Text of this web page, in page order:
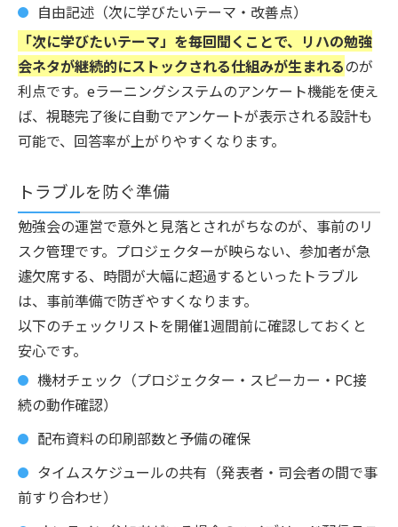
自由記述（次に学びたいテーマ・改善点）
「次に学びたいテーマ」を毎回聞くことで、リハの勉強
会ネタが継続的にストックされる仕組みが生まれるのが
利点です。eラーニングシステムのアンケート機能を使え
ば、視聴完了後に自動でアンケートが表示される設計も
可能で、回答率が上がりやすくなります。
トラブルを防ぐ準備
勉強会の運営で意外と見落とされがちなのが、事前のリ
スク管理です。プロジェクターが映らない、参加者が急
遽欠席する、時間が大幅に超過するといったトラブル
は、事前準備で防ぎやすくなります。
以下のチェックリストを開催1週間前に確認しておくと
安心です。
機材チェック（プロジェクター・スピーカー・PC接
続の動作確認）
配布資料の印刷部数と予備の確保
タイムスケジュールの共有（発表者・司会者の間で事
前すり合わせ）